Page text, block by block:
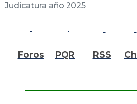
Judicatura año 2025
Foros PQR RSS